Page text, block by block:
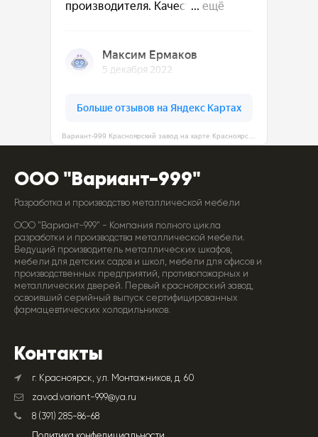
Вариант-999 Красноярский завод на карте Красноярска — Яндекс Карты
ООО "Вариант-999"
Разработка и производство металлической мебели
ООО "Вариант-999" - Компания полного цикла
разработки и производства металлической мебели.
Ведущий производитель металлических шкафов,
мебели для детских садов и школ, мебели для офисов и
производственных предприятий, противопожарных и
металлических дверей. Первый красноярский завод,
освоивший серийный выпуск сертифицированных
фармацевтических холодильников.
Контакты
г. Красноярск, ул. Монтажников, д. 60
zavod.variant-999@ya.ru
8 (391) 285-86-68